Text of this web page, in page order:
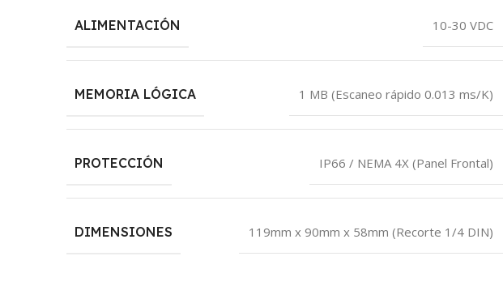
ALIMENTACIÓN 10-30 VDC
MEMORIA LÓGICA 1 MB (Escaneo rápido 0.013 ms/K)
PROTECCIÓN IP66 / NEMA 4X (Panel Frontal)
DIMENSIONES 119mm x 90mm x 58mm (Recorte 1/4 DIN)